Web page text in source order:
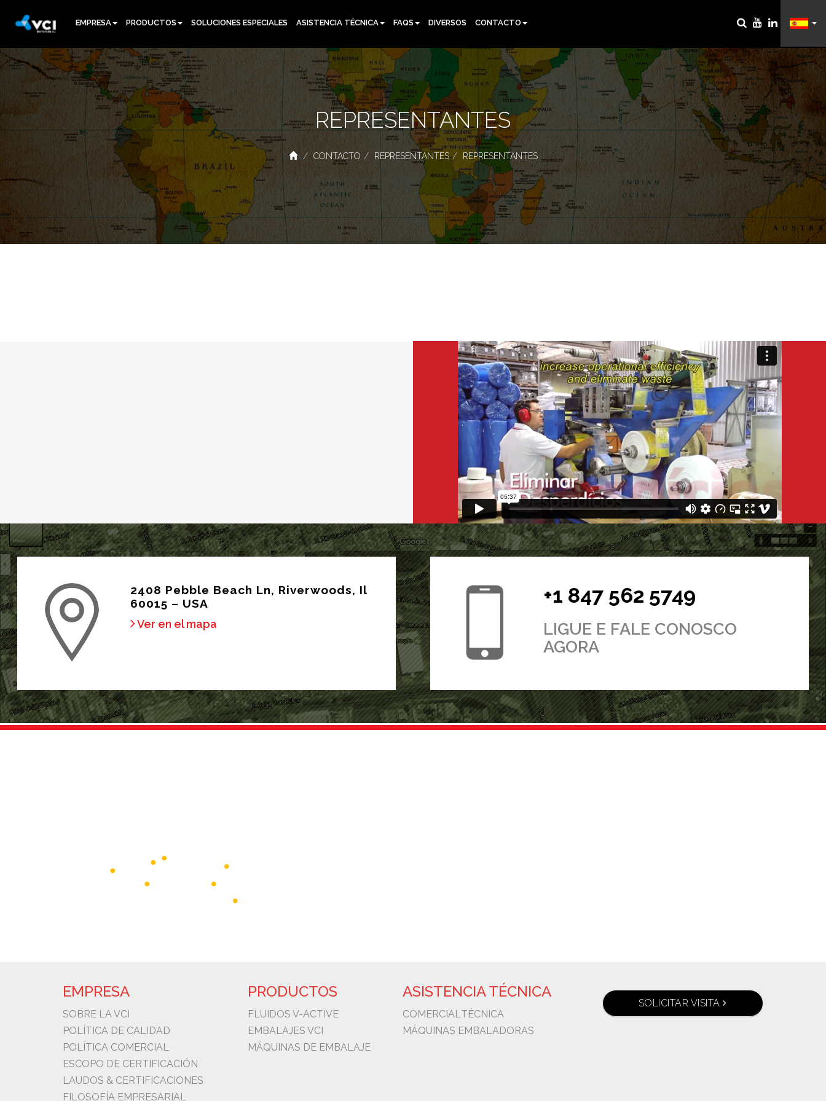
EMPRESA PRODUCTOS SOLUCIONES ESPECIALES ASISTENCIA TÉCNICA FAQS DIVERSOS CONTACTO
REPRESENTANTES
CONTACTO REPRESENTANTES REPRESENTANTES
2408 Pebble Beach Ln, Riverwoods, Il
60015 – USA
Ver en el mapa
+1 847 562 5749
LIGUE E FALE CONOSCO
AGORA
EMPRESA
SOBRE LA VCI
POLÍTICA DE CALIDAD
POLÍTICA COMERCIAL
ESCOPO DE CERTIFICACIÓN
LAUDOS & CERTIFICACIONES
FILOSOFÍA EMPRESARIAL
PRODUCTOS
FLUIDOS V-ACTIVE
EMBALAJES VCI
MÁQUINAS DE EMBALAJE
ASISTENCIA TÉCNICA
COMERCIALTÉCNICA
MÁQUINAS EMBALADORAS
SOLICITAR VISITA